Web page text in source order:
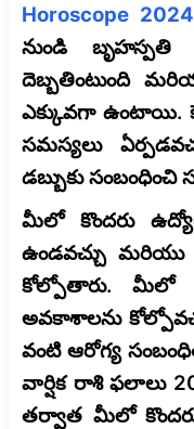
Horoscope 2024
నుండి
దెబ్బతింటుంది
ఎక్కువగా ఉంటాయి.
సమస్యలు
డబ్బుకు
మీలో కొందరు
ఉండవచ్చు
కోల్పోతారు. మీలో
అవకాశాలను
వంటి ఆరోగ్య
వార్షిక రాశి ఫలాలు
తర్వాత మీలో